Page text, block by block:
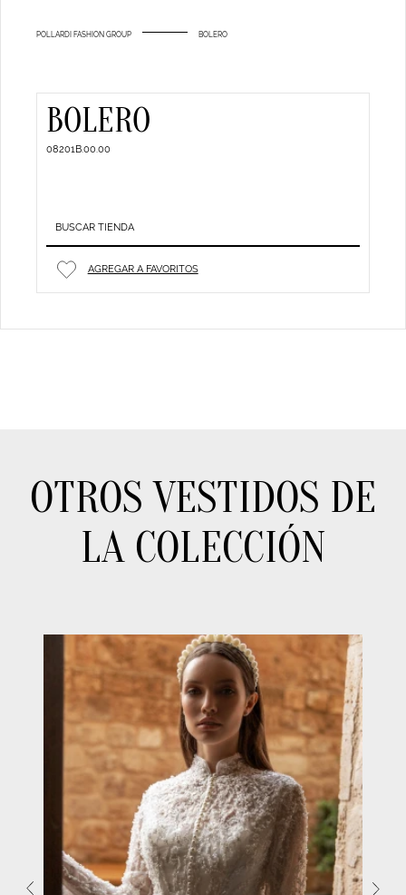
POLLARDI FASHION GROUP BOLERO
BOLERO
08201B.00.00
BUSCAR TIENDA
AGREGAR A FAVORITOS
OTROS VESTIDOS DE
LA COLECCIÓN